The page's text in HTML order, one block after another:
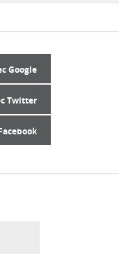
Google
Twitter